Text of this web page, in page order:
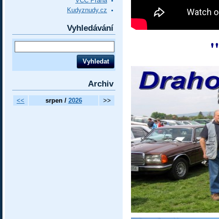
Kudyznudy.cz
Vyhledávání
Archiv
<< srpen / 2026 >>